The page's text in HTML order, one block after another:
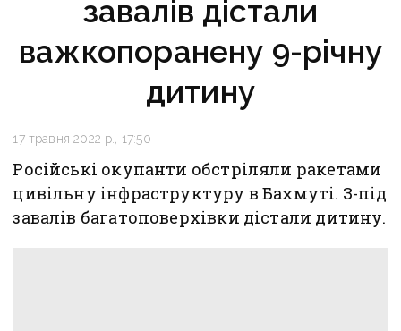
завалів дістали
важкопоранену 9-річну
дитину
17 травня 2022 р., 17:50
Російські окупанти обстріляли ракетами
цивільну інфраструктуру в Бахмуті. З-під
завалів багатоповерхівки дістали дитину.